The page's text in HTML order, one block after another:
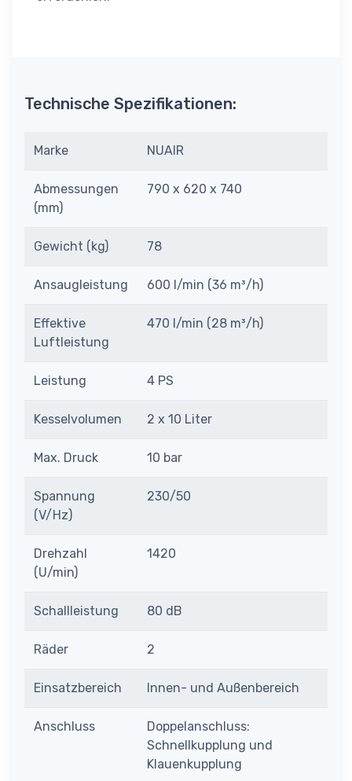
Technische Spezifikationen:
Marke NUAIR
Abmessungen
(mm)
790 x 620 x 740
Gewicht (kg) 78
Ansaugleistung 600 l/min (36 m³/h)
Effektive
Luftleistung
470 l/min (28 m³/h)
Leistung 4 PS
Kesselvolumen 2 x 10 Liter
Max. Druck 10 bar
Spannung
(V/Hz)
230/50
Drehzahl
(U/min)
1420
Schallleistung 80 dB
Räder 2
Einsatzbereich Innen- und Außenbereich
Anschluss
Doppelanschluss:
Schnellkupplung und
Klauenkupplung